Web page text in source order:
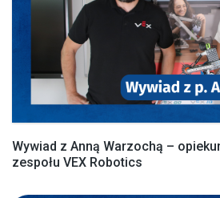
Wywiad z Anną Warzochą –
zespołu VEX Robotics